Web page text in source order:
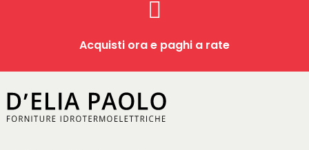
Acquisti ora e paghi a rate